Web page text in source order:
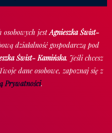
osobowych jestAgnieszka Świst-
działalność gospodarczą pod
Świst- Kamińska. Jeśli chcesz
dane osobowe, zapoznaj się z
Prywatności.